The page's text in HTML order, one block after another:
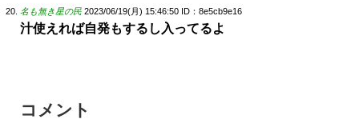
名も無き星の民 2023/06/19(月) 15:46:50 ID：8e5cb9e16
汁使えれば自発もするし入ってるよ
コメント